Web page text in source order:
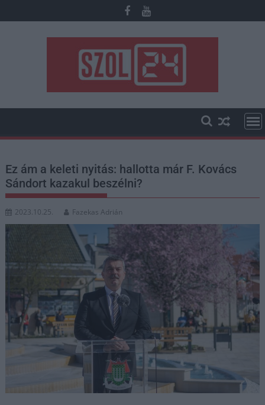
to
Ez ám a keleti nyitás: hallotta már F. Kovács
Sándort kazakul beszélni?
2023.10.25. Fazekas Adrián